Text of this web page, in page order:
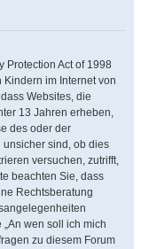
Protection Act of 1998
Kindern im Internet von
Websites, die
13 Jahren erheben,
des oder der
unsicher sind, ob dies
versuchen, zutrifft,
beachten Sie, dass
Rechtsberatung
wen soll ich mich
zu diesem Forum